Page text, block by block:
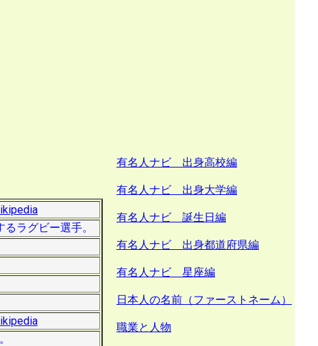
ラグビー選手。
有名人ナビ 出身高校編
有名人ナビ 出身大学編
有名人ナビ 誕生日編
有名人ナビ 出身都道府県編
有名人ナビ 星座編
日本人の名前（ファーストネーム）
職業と人物